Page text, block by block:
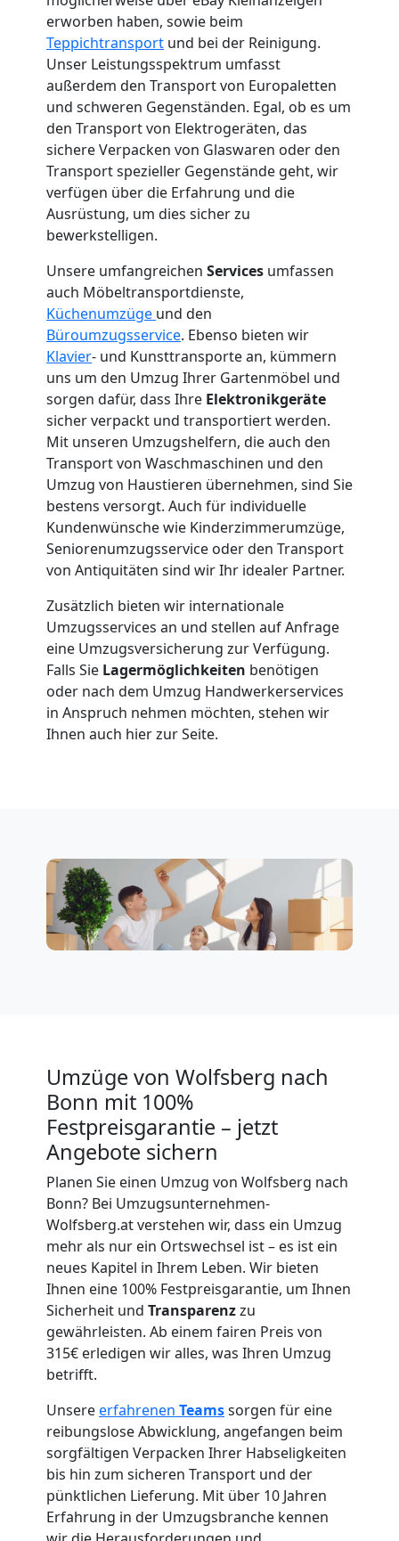
erworben haben, sowie beim
Teppichtransport und bei der Reinigung.
Unser Leistungsspektrum umfasst
außerdem den Transport von Europaletten
und schweren Gegenständen. Egal, ob es um
den Transport von Elektrogeräten, das
sichere Verpacken von Glaswaren oder den
Transport spezieller Gegenstände geht, wir
verfügen über die Erfahrung und die
Ausrüstung, um dies sicher zu
bewerkstelligen.
Unsere umfangreichen Services umfassen
auch Möbeltransportdienste,
Küchenumzüge und den
Büroumzugsservice. Ebenso bieten wir
Klavier- und Kunsttransporte an, kümmern
uns um den Umzug Ihrer Gartenmöbel und
sorgen dafür, dass Ihre Elektronikgeräte
sicher verpackt und transportiert werden.
Mit unseren Umzugshelfern, die auch den
Transport von Waschmaschinen und den
Umzug von Haustieren übernehmen, sind Sie
bestens versorgt. Auch für individuelle
Kundenwünsche wie Kinderzimmerumzüge,
Seniorenumzugsservice oder den Transport
von Antiquitäten sind wir Ihr idealer Partner.
Zusätzlich bieten wir internationale
Umzugsservices an und stellen auf Anfrage
eine Umzugsversicherung zur Verfügung.
Falls Sie Lagermöglichkeiten benötigen
oder nach dem Umzug Handwerkerservices
in Anspruch nehmen möchten, stehen wir
Ihnen auch hier zur Seite.
Umzüge von Wolfsberg nach
Bonn mit 100%
Festpreisgarantie – jetzt
Angebote sichern
Planen Sie einen Umzug von Wolfsberg nach
Bonn? Bei Umzugsunternehmen-
Wolfsberg.at verstehen wir, dass ein Umzug
mehr als nur ein Ortswechsel ist – es ist ein
neues Kapitel in Ihrem Leben. Wir bieten
Ihnen eine 100% Festpreisgarantie, um Ihnen
Sicherheit und Transparenzzu
gewährleisten. Ab einem fairen Preis von
315€ erledigen wir alles, was Ihren Umzug
betrifft.
Unsereerfahrenen Teamssorgen für eine
reibungslose Abwicklung, angefangen beim
sorgfältigen Verpacken Ihrer Habseligkeiten
bis hin zum sicheren Transport und der
pünktlichen Lieferung. Mit über 10 Jahren
Erfahrung in der Umzugsbranche kennen
LKW
Wolfsberg
Kunsttransport
Wolfsberg
Umzug
Wolfsberg
Mann
LKW
Möbellift
Wolfsberg
Übersiedlung
Wolfsberg
Wolfsberg
Privatumzug
Wolfsberg
Wolfsberg
Umzug
für
Senioren
Wolfsberg
Fernumzug
Wolfsberg